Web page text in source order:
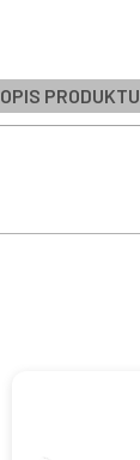
OPIS PRODUKTU